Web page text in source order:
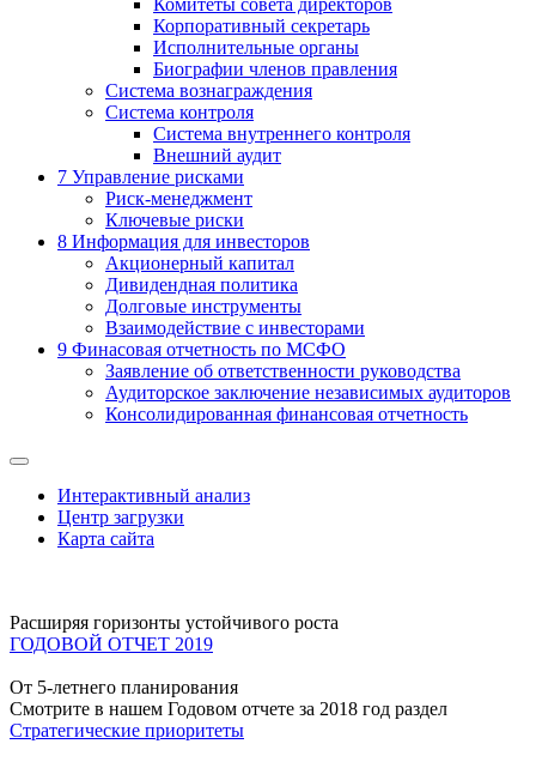
Комитеты совета директоров
Корпоративный секретарь
Исполнительные органы
Биографии членов правления
Система вознаграждения
Система контроля
Система внутреннего контроля
Внешний аудит
7 Управление рисками
Риск-менеджмент
Ключевые риски
8 Информация для инвесторов
Акционерный капитал
Дивидендная политика
Долговые инструменты
Взаимодействие с инвеcторами
9 Финасовая отчетность по МСФО
Заявление об ответственности руководства
Аудиторское заключение независимых аудиторов
Консолидированная финансовая отчетность
Интерактивный анализ
Центр загрузки
Карта сайта
Расширяя горизонты устойчивого роста
ГОДОВОЙ ОТЧЕТ 2019
От 5-летнего планирования
Смотрите в нашем Годовом отчете за 2018 год раздел
Стратегические приоритеты